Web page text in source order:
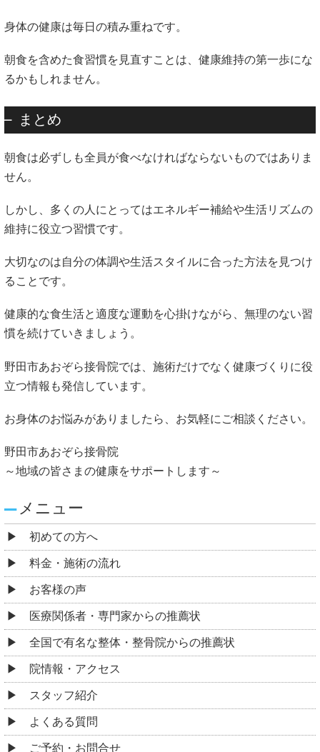
身体の健康は毎日の積み重ねです。
朝食を含めた食習慣を見直すことは、健康維持の第一歩にな
るかもしれません。
まとめ
朝食は必ずしも全員が食べなければならないものではありま
せん。
しかし、多くの人にとってはエネルギー補給や生活リズムの
維持に役立つ習慣です。
大切なのは自分の体調や生活スタイルに合った方法を見つけ
ることです。
健康的な食生活と適度な運動を心掛けながら、無理のない習
慣を続けていきましょう。
野田市あおぞら接骨院では、施術だけでなく健康づくりに役
立つ情報も発信しています。
お身体のお悩みがありましたら、お気軽にご相談ください。
野田市あおぞら接骨院
～地域の皆さまの健康をサポートします～
メニュー
初めての方へ
料金・施術の流れ
お客様の声
医療関係者・専門家からの推薦状
全国で有名な整体・整骨院からの推薦状
院情報・アクセス
スタッフ紹介
よくある質問
ご予約・お問合せ